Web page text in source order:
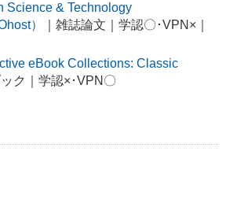
Science & Technology
）
｜雑誌論文｜学認〇･VPN×｜
eBook Collections: Classic
ック｜学認×･VPN〇